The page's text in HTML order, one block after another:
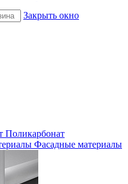
Закрыть окно
Поликарбонат
Фасадные материалы